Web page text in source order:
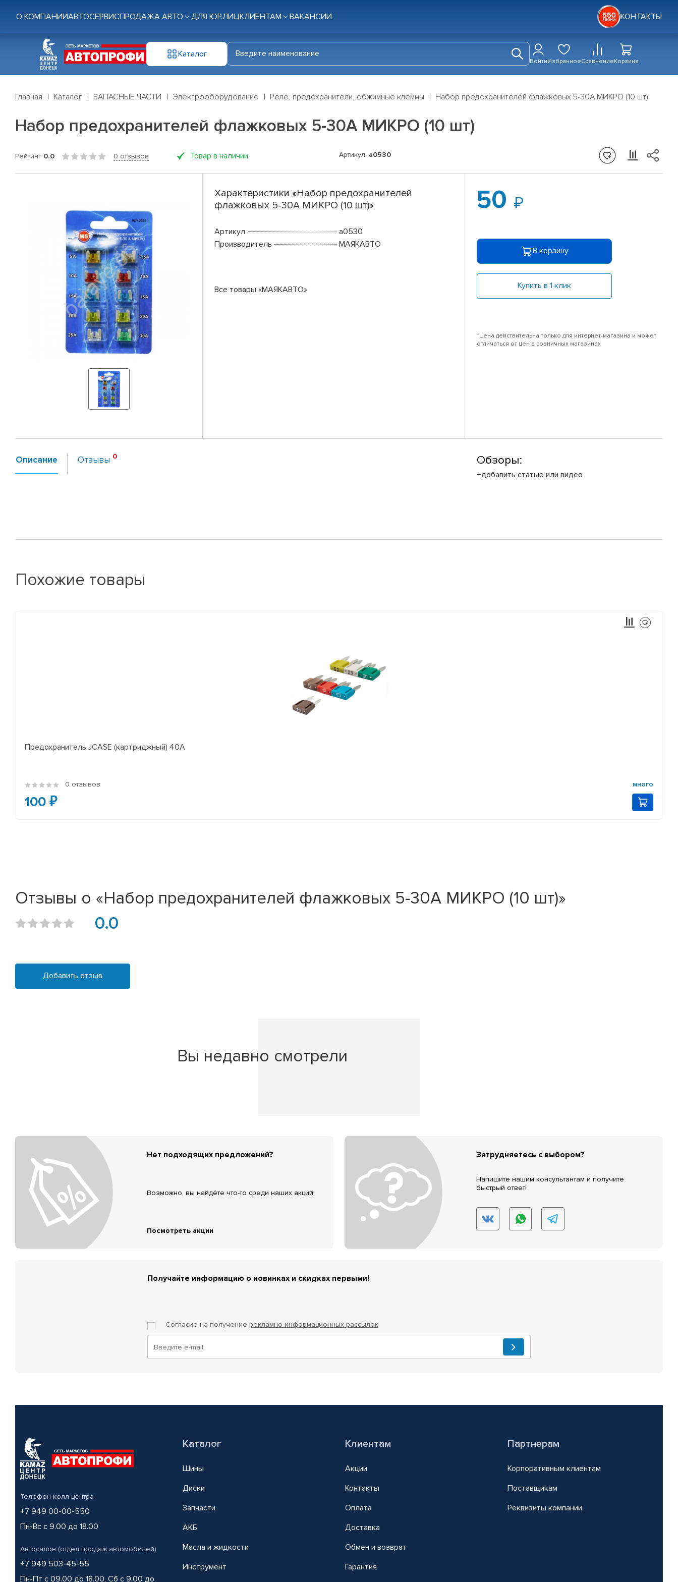
О КОМПАНИИАВТОСЕРВИСПРОДАЖА АВТО ДЛЯ ЮР.ЛИЦКЛИЕНТАМ ВАКАНСИИ КОНТАКТЫ
Каталог
ВойтиИзбранноеСравнениеКорзина
Главная Каталог ЗАПАСНЫЕ ЧАСТИ Электрооборудование Реле, предохранители, обжимные клеммы Набор предохранителей флажковых 5-30А МИКРО (10 шт)
Набор предохранителей флажковых 5-30А МИКРО (10 шт)
Рейтинг 0.0 0 отзывов Товар в наличии Артикул: а0530
Характеристики «Набор предохранителей
флажковых 5-30А МИКРО (10 шт)»
Артикул
а0530
Производитель
МАЯКАВТО
Все товары «МАЯКАВТО»
50
В корзину
Купить в 1 клик
*Цена действительна только для интернет-магазина и может
отличаться от цен в розничных магазинах
Описание Отзывы Обзоры:
+добавить статью или видео
Похожие товары
Предохранитель JCASE (картриджный) 40A
0 отзывов много
100 ₽
Отзывы о «Набор предохранителей флажковых 5-30А МИКРО (10 шт)»
0.0
Добавить отзыв
Вы недавно смотрели
Нет подходящих предложений?
Возможно, вы найдёте что-то среди наших акций!
Посмотреть акции
Затрудняетесь с выбором?
Напишите нашим консультантам и получите
быстрый ответ!
Получайте информацию о новинках и скидках первыми!
Согласие на получение рекламно-информационных рассылок
Телефон колл-центра
+7 949 00-00-550
Пн-Вс с 9.00 до 18.00
Автосалон (отдел продаж автомобилей)
+7 949 503-45-55
Пн-Пт с 09.00 до 18.00, Сб с 9.00 до
Каталог
Шины
Диски
Запчасти
АКБ
Масла и жидкости
Инструмент
Клиентам
Акции
Контакты
Оплата
Доставка
Обмен и возврат
Гарантия
Партнерам
Корпоративным клиентам
Поставщикам
Реквизиты компании